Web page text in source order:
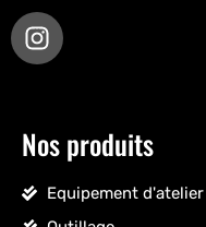
Nos produits
Equipement d'atelier